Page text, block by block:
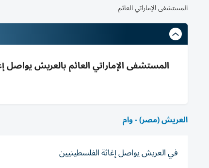
المستشفى الإماراتي العائم
العريش (مصر) - وام
في العريش يواصل إغاثة الفلسطينيين